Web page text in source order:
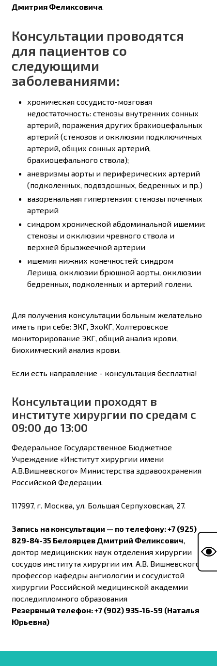
Дмитрия Феликсовича.
Консультации проводятся
для пациентов со
следующими
заболеваниями:
хроническая сосудисто-мозговая
недостаточность: стенозы внутренних сонных
артерий, поражения других брахиоцефальных
артерий (стенозов и окклюзии подключичных
артерий, общих сонных артерий,
брахиоцефального ствола);
аневризмы аорты и периферических артерий
(подколенных, подвздошных, бедренных и пр.)
вазоренальная гипертензия: стенозы почечных
артерий
синдром хронической абдоминальной ишемии:
стенозы и окклюзии чревного ствола и
верхней брызжеечной артерии
ишемия нижних конечностей: синдром
Лериша, окклюзии брюшной аорты, окклюзии
бедренных, подколенных и артерий голени.
Для получения консультации больным желательно
иметь при себе: ЭКГ, ЭхоКГ, Холтеровское
мониторирование ЭКГ, общий анализ крови,
биохимческий анализ крови.
Если есть направление - консультация бесплатна!
Консультации проходят в
институте хирургии по средам с
09:00 до 13:00
Федеральное Государственное Бюджетное
Учреждение «Институт хирургии имени
А.В.Вишневского» Министерства здравоохранения
Российской Федерации.
117997, г. Москва, ул. Большая Серпуховская, 27.
Запись на консультации — по телефону: +7 (925)
829-84-35 Белоярцев Дмитрий Феликсович,
доктор медицинских наук отделения хирургии
сосудов института хирургии им. А.В. Вишневского,
профессор кафедры ангиологии и сосудистой
хирургии Российской медицинской академии
последипломного образования
Резервный телефон: +7 (902) 935-16-59 (Наталья
Юрьевна)